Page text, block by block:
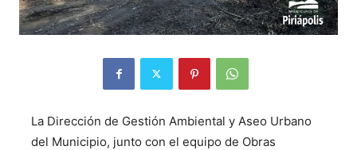
La Dirección de Gestión Ambiental y Aseo Urbano
del Municipio, junto con el equipo de Obras